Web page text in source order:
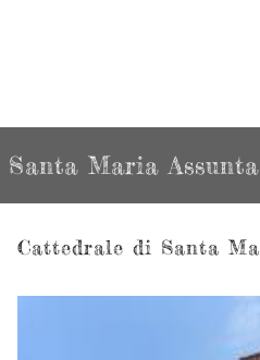
Santa Maria
Cattedrale di Santa